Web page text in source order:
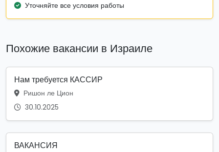
Уточняйте все условия работы
Похожие вакансии в Израиле
Нам требуется КАССИР
Ришон ле Цион
30.10.2025
ВАКАНСИЯ